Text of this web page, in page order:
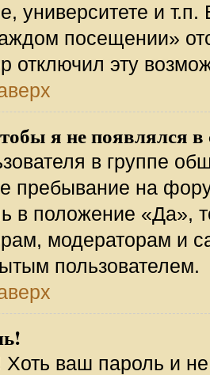
университете и т.п.
посещении»
отключил эту
я не появлялся
в группе
пребывание на
в положение «Да»,
модераторам и
пользователем.
Хоть ваш пароль и